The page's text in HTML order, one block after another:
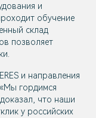
и
обучение
склад
позволяет
и направления
гордимся
доказал, что наши
у российских